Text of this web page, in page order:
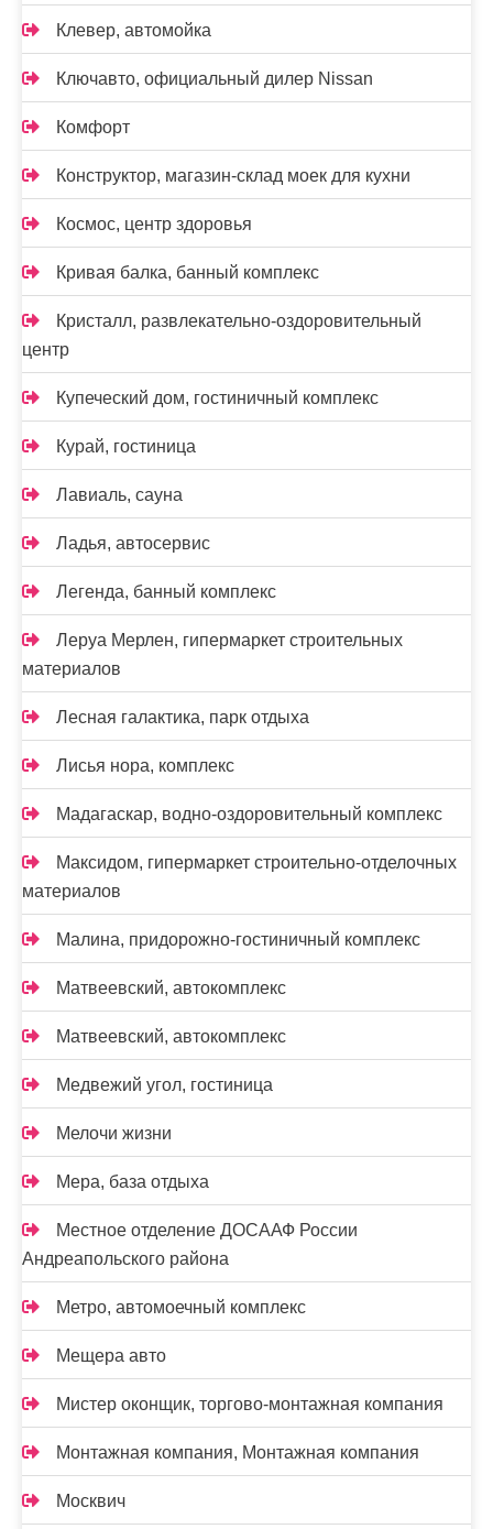
Клевер, автомойка
Ключавто, официальный дилер Nissan
Комфорт
Конструктор, магазин-склад моек для кухни
Космос, центр здоровья
Кривая балка, банный комплекс
Кристалл, развлекательно-оздоровительный
центр
Купеческий дом, гостиничный комплекс
Курай, гостиница
Лавиаль, сауна
Ладья, автосервис
Легенда, банный комплекс
Леруа Мерлен, гипермаркет строительных
материалов
Лесная галактика, парк отдыха
Лисья нора, комплекс
Мадагаскар, водно-оздоровительный комплекс
Максидом, гипермаркет строительно-отделочных
материалов
Малина, придорожно-гостиничный комплекс
Матвеевский, автокомплекс
Матвеевский, автокомплекс
Медвежий угол, гостиница
Мелочи жизни
Мера, база отдыха
Местное отделение ДОСААФ России
Андреапольского района
Метро, автомоечный комплекс
Мещера авто
Мистер оконщик, торгово-монтажная компания
Монтажная компания, Монтажная компания
Москвич